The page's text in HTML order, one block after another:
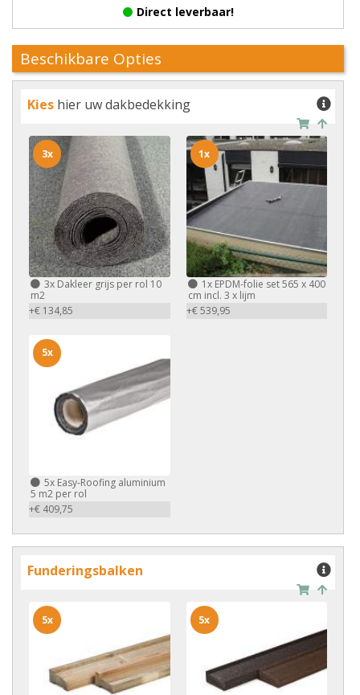
Direct leverbaar!
Beschikbare Opties
Kies hier uw dakbedekking
3x Dakleer grijs per rol 10
m2
+€ 134,85
3x
1xEPDM-folie set 565 x 400
cm incl. 3 x lijm
+€ 539,95
1x
5x Easy-Roofing aluminium
5 m2 per rol
+€ 409,75
5x
Funderingsbalken
5x 5x